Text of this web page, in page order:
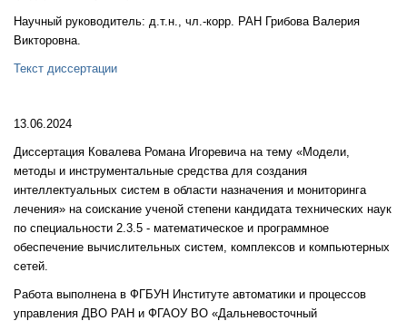
Научный руководитель: д.т.н., чл.-корр. РАН Грибова Валерия
Викторовна.
Текст диссертации
13.06.2024
Диссертация Ковалева Романа Игоревича на тему «Модели,
методы и инструментальные средства для создания
интеллектуальных систем в области назначения и мониторинга
лечения» на соискание ученой степени кандидата технических наук
по специальности 2.3.5 - математическое и программное
обеспечение вычислительных систем, комплексов и компьютерных
сетей.
Работа выполнена в ФГБУН Институте автоматики и процессов
управления ДВО РАН и ФГАОУ ВО «Дальневосточный